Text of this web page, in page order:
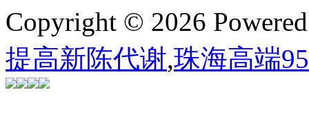
Copyright © 2026
提高新陈代谢,珠海高端